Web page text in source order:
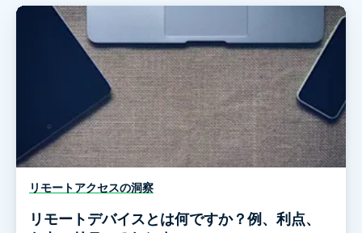
リモートアクセスの洞察
リモートデバイスとは何ですか？例、利点、